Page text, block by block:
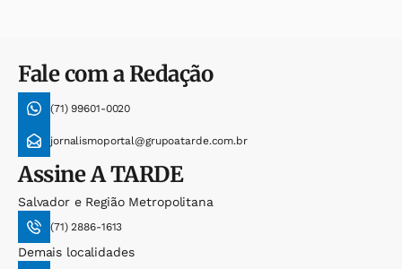
Fale com a Redação
(71) 99601-0020
jornalismoportal@grupoatarde.com.br
AssineA TARDE
Salvador e Região Metropolitana
(71) 2886-1613
Demais localidades